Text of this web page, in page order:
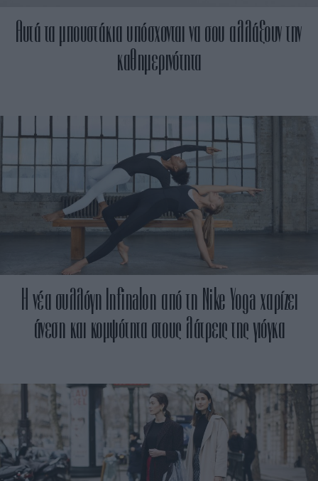
Αυτά τα μπουστάκια υπόσχονται να σου αλλάξουν την
καθημερινότητα
Η νέα συλλόγη Infinalon από τη Nike Yoga χαρίζει
άνεση και κομψότητα στους λάτρεις της γιόγκα